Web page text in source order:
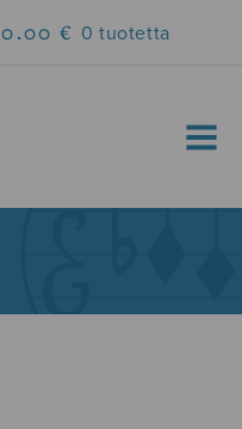
0.00 € 0 tuotetta
MENU